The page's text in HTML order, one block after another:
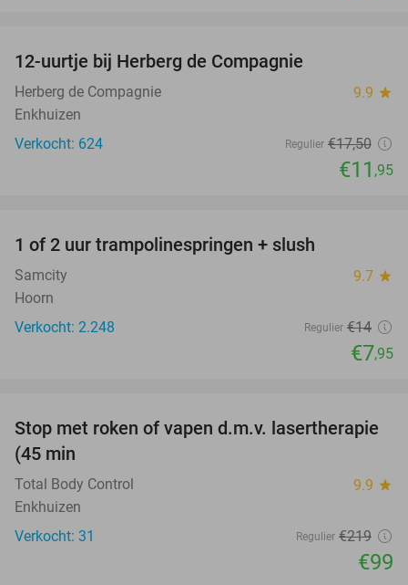
12-uurtje bij Herberg de Compagnie
Herberg de Compagnie 9.9 star
Enkhuizen
Verkocht: 624
Regulier €17,50
€11 ,95
1 of 2 uur trampolinespringen + slush
Samcity 9.7 star
Hoorn
Verkocht: 2.248
Regulier €14
€7,95
55%
Stop met roken of vapen d.m.v. lasertherapie
(45 min
Total Body Control 9.9 star
Enkhuizen
Verkocht: 31
Regulier €219
€99